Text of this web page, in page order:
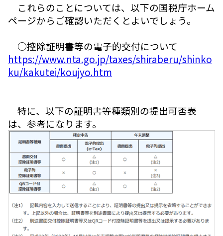
これらのことについては、以下の国税庁ホーム
ページからご確認いただくとよいでしょう。
○控除証明書等の電子的交付について
https://www.nta.go.jp/taxes/shiraberu/shinko
ku/kakutei/koujyo.htm
特に、以下の証明書等種類別の提出可否表
は、参考になります。